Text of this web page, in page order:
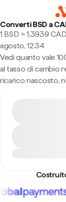
Converti BSD a
1 BSD ≈ 1,3939
agosto, 12:34
Vedi quanto vale
al tasso di cambio
ricarico nascosto,